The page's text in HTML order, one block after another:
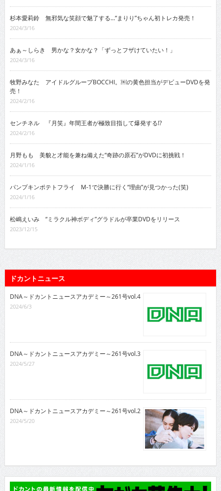
杉本愛莉鈴 無邪気な笑顔で魅了する…“まりり”ちゃん初トレカ発売！
2024/3/16
あぁ～しらき 男かな？女かな？「ずっとフザけていたい！」
2024/3/16
牧野みなた アイドルグループBOCCHI。￼の黄色担当がデビューDVDを発
売！
2024/2/16
センチネル 『月笑』年間王者が極致目指して爆発する!?
2024/2/16
月野もも 美貌と才能を兼ね備えた“奇跡の原石”がDVDに初挑戦！
2024/1/16
パンプキンポテトフライ M-1で決勝に行く“理由”が見つかった(笑)
2024/1/16
松嶋えいみ “ミラクル神ボディ”グラドルが卒業DVDをリリース
2023/12/15
ドカントニュース
DNA～ドカントニュースアカデミー～261号vol.4
2024/6/3
DNA～ドカントニュースアカデミー～261号vol.3
2024/5/27
DNA～ドカントニュースアカデミー～261号vol.2
2024/5/20